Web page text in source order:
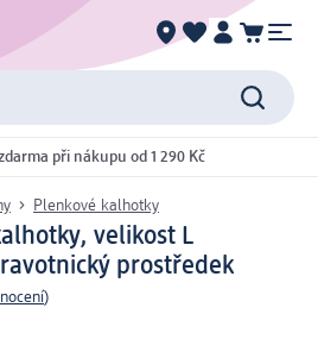
při nákupu od 1 290 Kč
Plenkové kalhotky
velikost L
prostředek
)